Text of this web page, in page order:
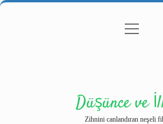
Gizlilik Politikası
menüyü
Düşünce ve
Zihnini canlandıran neşeli